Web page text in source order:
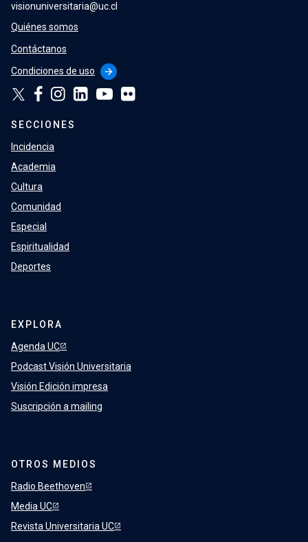
visionuniversitaria@uc.cl
Quiénes somos
Contáctanos
Condiciones de uso
arrow_forward
SECCIONES
Incidencia
Academia
Cultura
Comunidad
Especial
Espiritualidad
Deportes
EXPLORA
Agenda UC
Podcast Visión Universitaria
Visión Edición impresa
Suscripción a mailing
OTROS MEDIOS
Radio Beethoven
Media UC
Revista Universitaria UC